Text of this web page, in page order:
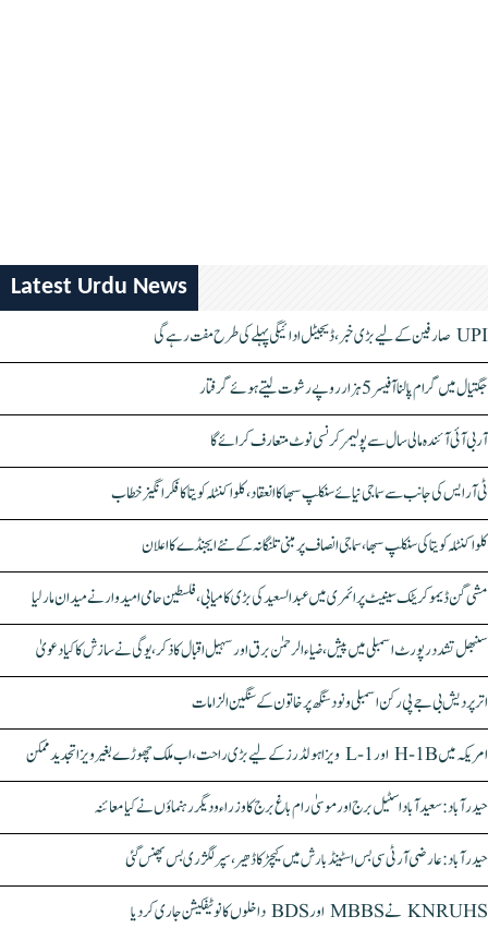
Latest Urdu News
UPI صارفین کے لیے بڑی خبر، ڈیجیٹل ادائیگی پہلے کی طرح مفت رہے گی
جگتیال میں گرام پالنا آفیسر 5 ہزار روپے رشوت لیتے ہوئے گرفتار
آر بی آئی آئندہ مالی سال سے پولیمر کرنسی نوٹ متعارف کرائے گا
ٹی آر ایس کی جانب سے سماجی نیائے سنکلپ سبھا کا انعقاد، کلواکنٹلہ کویتا کا فکر انگیز خطاب
کلواکنٹلہ کویتا کی سنکلپ سبھا، سماجی انصاف پر مبنی تلنگانہ کے نئے ایجنڈے کا اعلان
مشی گن ڈیموکریٹک سینیٹ پرائمری میں عبدالسعید کی بڑی کامیابی، فلسطین حامی امیدوار نے میدان مار لیا
سنبھل تشدد رپورٹ اسمبلی میں پیش، ضیاء الرحمٰن برق اور سہیل اقبال کا ذکر، یوگی نے سازش کا کیا دعویٰ
اتر پردیش بی جے پی رکن اسمبلی ونود سنگھ پر خاتون کے سنگین الزامات
امریکہ میں H-1B اور L-1 ویزا ہولڈرز کے لیے بڑی راحت، اب ملک چھوڑے بغیر ویزا تجدید ممکن
حیدرآباد: سعیدآباد اسٹیل برج اور موسیٰ رام باغ برج کا وزراء و دیگر رہنماؤں نے کیا معائنہ
حیدرآباد: عارضی آر ٹی سی بس اسٹینڈ بارش میں کیچڑ کا ڈھیر، سپر لگژری بس پھنس گئی
KNRUHS نے MBBS اور BDS داخلوں کا نوٹیفکیشن جاری کر دیا